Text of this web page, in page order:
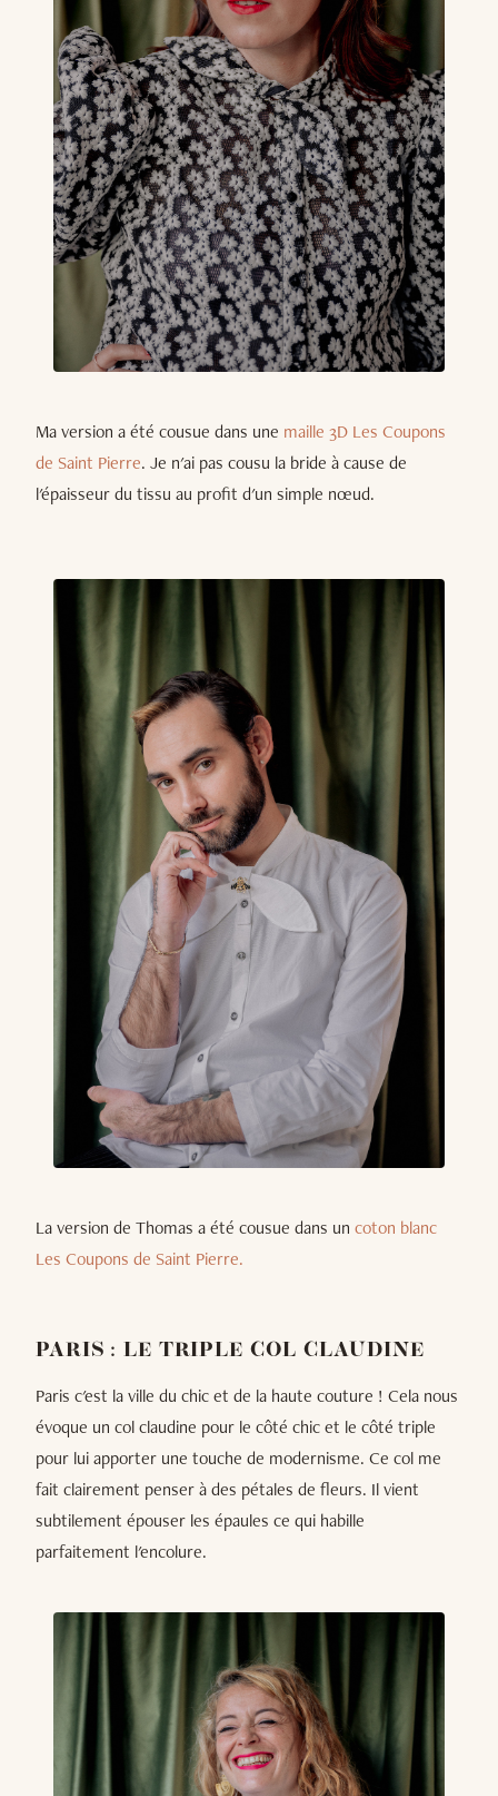
Ma version a été cousue dans une maille 3D Les Coupons
de Saint Pierre. Je n'ai pas cousu la bride à cause de
l'épaisseur du tissu au profit d'un simple nœud.
La version de Thomas a été cousue dans un coton blanc
Les Coupons de Saint Pierre.
PARIS : LE TRIPLE COL CLAUDINE
Paris c'est la ville du chic et de la haute couture ! Cela nous
évoque un col claudine pour le côté chic et le côté triple
pour lui apporter une touche de modernisme. Ce col me
fait clairement penser à des pétales de fleurs. Il vient
subtilement épouser les épaules ce qui habille
parfaitement l'encolure.